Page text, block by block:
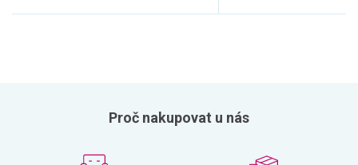
Proč nakupovat u nás